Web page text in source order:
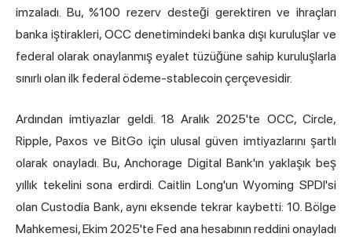
imzaladı. Bu, %100 rezerv desteği gerektiren ve ihraçları
banka iştirakleri, OCC denetimindeki banka dışı kuruluşlar ve
federal olarak onaylanmış eyalet tüzüğüne sahip kuruluşlarla
sınırlı olan ilk federal ödeme-stablecoin çerçevesidir.
Ardından imtiyazlar geldi. 18 Aralık 2025'te OCC, Circle,
Ripple, Paxos ve BitGo için ulusal güven imtiyazlarını şartlı
olarak onayladı. Bu, Anchorage Digital Bank'ın yaklaşık beş
yıllık tekelini sona erdirdi. Caitlin Long'un Wyoming SPDI'si
olan Custodia Bank, aynı eksende tekrar kaybetti: 10. Bölge
Mahkemesi, Ekim 2025'te Fed ana hesabının reddini onayladı